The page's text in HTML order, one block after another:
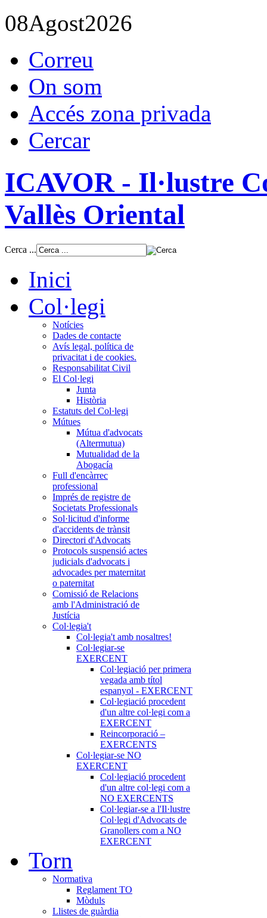
08Agost2026
Correu
On som
Accés zona privada
Cercar
ICAVOR - Il·lustre
Vallès Oriental
Cerca ...
Inici
Col·legi
Notícies
Dades de contacte
Avís legal, política de
privacitat i de cookies.
Responsabilitat Civil
El Col·legi
Junta
Història
Estatuts del Col·legi
Mútues
Mútua d'advocats
(Altermutua)
Mutualidad de la
Abogacía
Full d'encàrrec
professional
Imprés de registre de
Societats Professionals
Sol·licitud d'informe
d'accidents de trànsit
Directori d'Advocats
Protocols suspensió actes
judicials d'advocats i
advocades per maternitat
o paternitat
Comissió de Relacions
amb l'Administració de
Justícia
Col·legia't
Col·legia't amb nosaltres!
Col·legiar-se
EXERCENT
Col·legiació per primera
vegada amb títol
espanyol - EXERCENT
Col·legiació procedent
d'un altre col·legi com a
EXERCENT
Reincorporació –
EXERCENTS
Col·legiar-se NO
EXERCENT
Col·legiació procedent
d'un altre col·legi com a
NO EXERCENTS
Col·legiar-se a l'Il·lustre
Col·legi d'Advocats de
Granollers com a NO
EXERCENT
Torn
Normativa
Reglament TO
Mòduls
Llistes de guàrdia